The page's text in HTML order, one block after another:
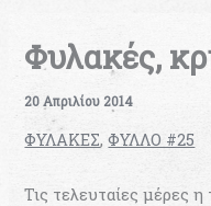
Φυλακές,
20 Απριλίου 2014
ΦΥΛΑΚΕΣ,ΦΥΛΛΟ #25
Τις τελευταίες μέρες